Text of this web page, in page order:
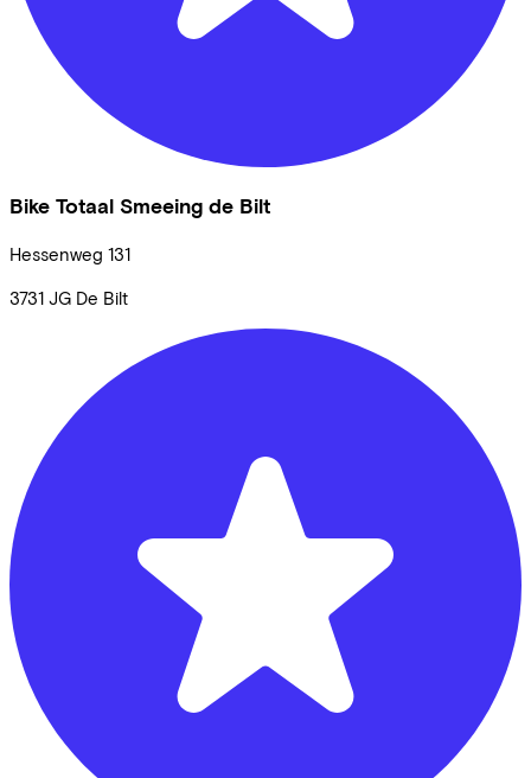
Bike Totaal Smeeing de Bilt
Hessenweg 131
3731 JG De Bilt